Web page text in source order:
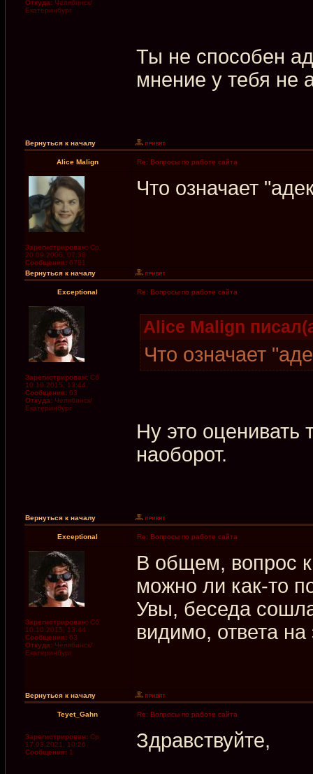
Откуда: Челябинск/
Екатеринбург
Ты не способен
мнение у тебя не
Вернуться к началу
Alice Malign Re: Вопросы по работе сайта
Зарегистрирован: Ср
20.09.2006, 07:38
Сообщения: 6781
Что означает
Вернуться к началу
Exceptional Re: Вопросы по работе сайта
Зарегистрирован: Сб
10.10.2015, 13:44
Сообщения: 63
Откуда: Челябинск/
Екатеринбург
Alice Malign
Что означает
Ну это оценивать
наоборот.
Вернуться к началу
Exceptional Re: Вопросы по работе сайта
Зарегистрирован: Сб
10.10.2015, 13:44
Сообщения: 63
Откуда: Челябинск/
Екатеринбург
В общем, вопрос
можно ли как-то
Увы, беседа
видимо, ответа
Вернуться к началу
Teyet_Gahn Re: Вопросы по работе сайта
Зарегистрирован: Ср
17.03.2021, 10:26
Сообщения: 1
Здравствуйте,